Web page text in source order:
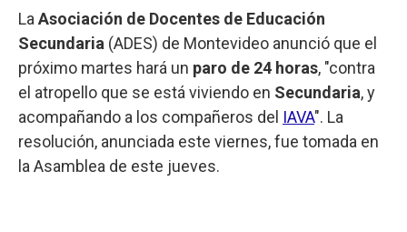
La Asociación de Docentes de Educación
Secundaria (ADES) de Montevideo anunció que el
próximo martes hará un paro de 24 horas, "contra
el atropello que se está viviendo en Secundaria, y
acompañando a los compañeros del IAVA". La
resolución, anunciada este viernes, fue tomada en
la Asamblea de este jueves.